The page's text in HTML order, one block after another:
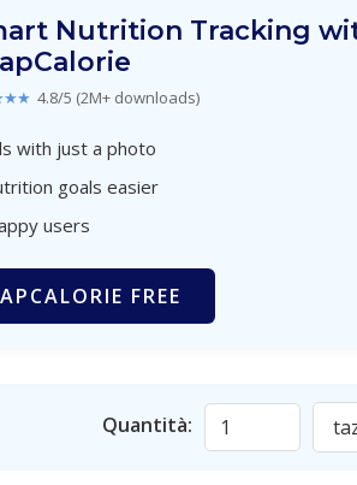
Nutrition Tracking
4.8/5 (2M+ downloads)
with just a photo
goals easier
users
FREE
Quantità: